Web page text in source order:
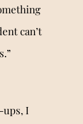
can’t
ups, I